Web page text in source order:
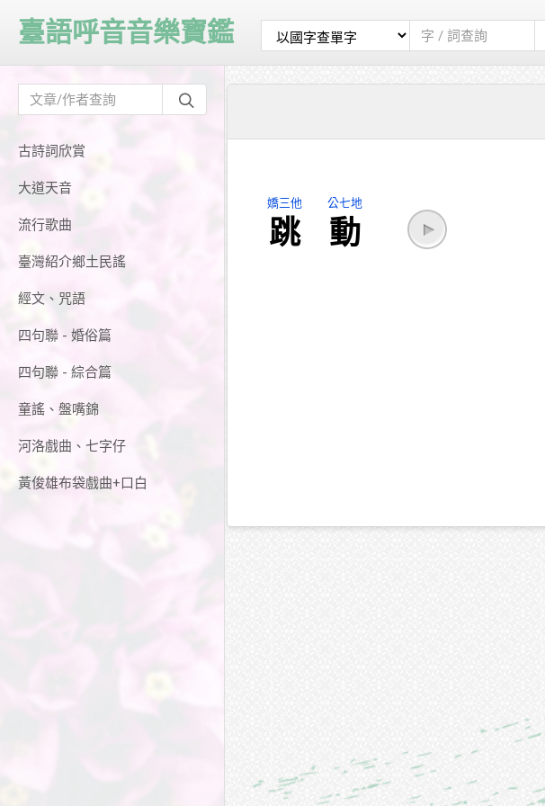
古詩詞欣賞
大道天音
流行歌曲
臺灣紹介鄉土民謠
經文、咒語
四句聯 - 婚俗篇
四句聯 - 綜合篇
童謠、盤嘴錦
河洛戲曲、七字仔
黃俊雄布袋戲曲+口白
臺語呼音音樂寶鑑
嬌三他
跳
公七地
動